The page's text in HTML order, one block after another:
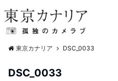
東京カナリア DSC_0033
DSC_0033